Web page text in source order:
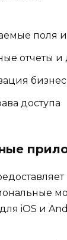
поля
отчеты
доступа
iOS и